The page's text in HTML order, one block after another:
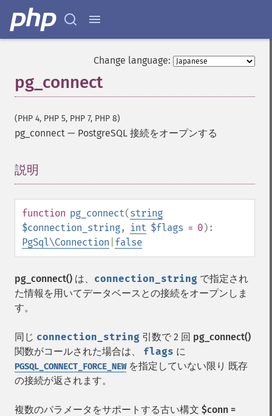
Change language:
pg_connect
(PHP 4, PHP 5, PHP 7, PHP 8)
pg_connect — PostgreSQL 接続をオープンする
説明
function pg_connect(string
$connection_string, int $flags = 0):
PgSql\Connection false
pg_connect() は、 connection_string で指定され
た情報を用いてデータベースとの接続をオープンしま
す。
同じ connection_string 引数で 2 回 pg_connect()
関数がコールされた場合は、 flags に
PGSQL_CONNECT_FORCE_NEWを指定していない限り 既存
の接続が返されます。
複数のパラメータをサポートする古い構文 $conn =